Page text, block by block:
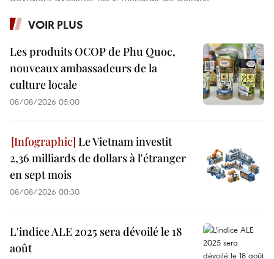
VOIR PLUS
Les produits OCOP de Phu Quoc,
nouveaux ambassadeurs de la
culture locale
08/08/2026 05:00
Le Vietnam investit
2,36 milliards de dollars à l'étranger
en sept mois
08/08/2026 00:30
L'indice ALE 2025 sera dévoilé le 18
août